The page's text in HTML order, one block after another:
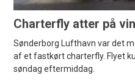
Charterfly atter på
Sønderborg Lufthavn var det
af et fastkørt charterfly. Flyet
søndag eftermiddag.